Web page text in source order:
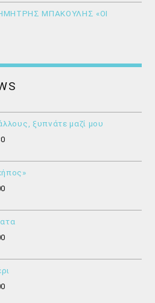
ΜΠΑΚΟΥΛΗΣ «ΟΙ
ξυπνάτε μαζί μου